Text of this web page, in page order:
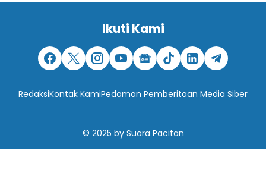
Ikuti Kami
RedaksiKontak KamiPedoman Pemberitaan Media Siber
© 2025 by Suara Pacitan